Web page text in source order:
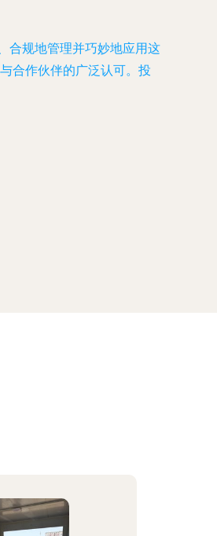
合规地管理并巧妙地应用这
合作伙伴的广泛认可。投